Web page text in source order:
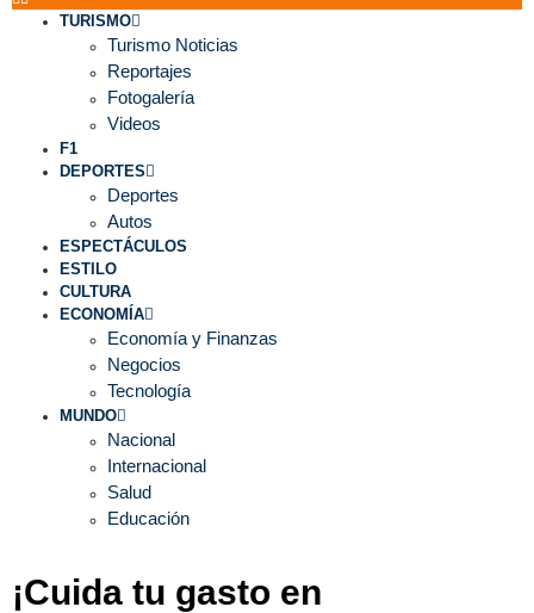
TURISMO
Turismo Noticias
Reportajes
Fotogalería
Videos
F1
DEPORTES
Deportes
Autos
ESPECTÁCULOS
ESTILO
CULTURA
ECONOMÍA
Economía y Finanzas
Negocios
Tecnología
MUNDO
Nacional
Internacional
Salud
Educación
¡Cuida tu gasto en